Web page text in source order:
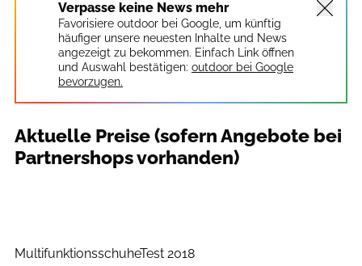
Verpasse keine News mehr
Favorisiere outdoor bei Google, um künftig
häufiger unsere neuesten Inhalte und News
angezeigt zu bekommen. Einfach Link öffnen
und Auswahl bestätigen: outdoor bei Google
bevorzugen.
Aktuelle Preise (sofern Angebote bei
Partnershops vorhanden)
MultifunktionsschuheTest 2018